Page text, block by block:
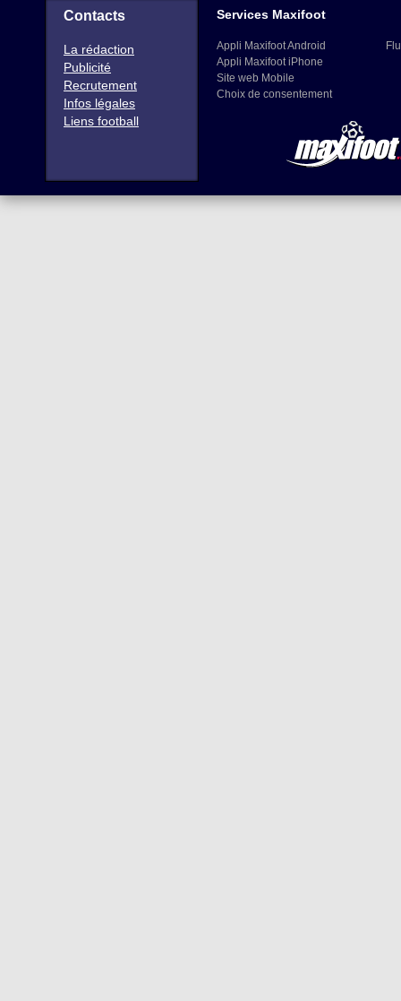
Contacts
La rédaction
Publicité
Recrutement
Infos légales
Liens football
Services Maxifoot
Appli Maxifoot Android
Appli Maxifoot iPhone
Site web Mobile
Choix de consentement